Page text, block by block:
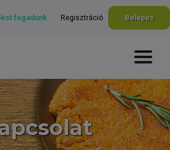
fogadunk Regisztráció Belépés